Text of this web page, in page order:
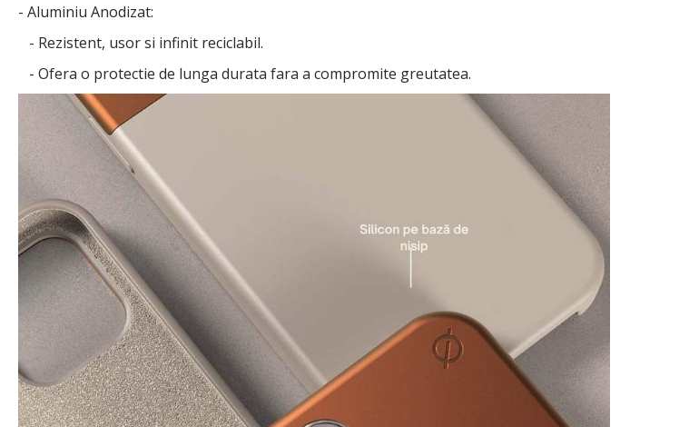
- Aluminiu Anodizat:
- Rezistent, usor si infinit reciclabil.
- Ofera o protectie de lunga durata fara a compromite greutatea.